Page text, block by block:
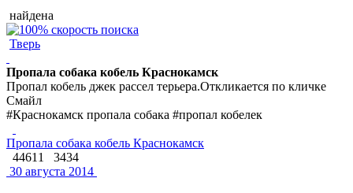
найдена
Тверь
Пропала собака кобель Краснокамск
Пропал кобель джек рассел терьера.Откликается по кличке
Смайл
#Краснокамск пропала собака #пропал кобелек
Пропала собака кобель Краснокамск
44611
3434
30 августа 2014